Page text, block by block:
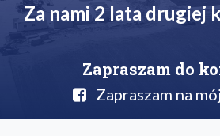
Za nami 2 lata drugiej
Zapraszam do
Zapraszam na